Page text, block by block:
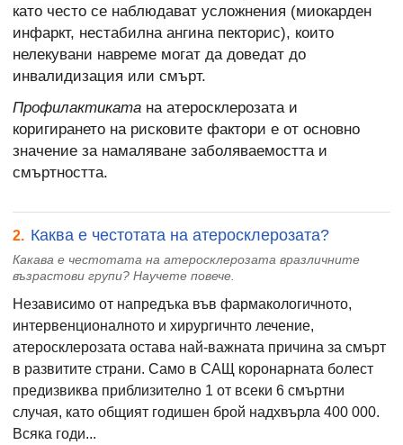
като често се наблюдават усложнения (миокарден
инфаркт, нестабилна ангина пекторис), които
нелекувани навреме могат да доведат до
инвалидизация или смърт.
Профилактиката на атеросклерозата и
коригирането на рисковите фактори е от основно
значение за намаляване заболяваемостта и
смъртността.
2. Каква е честотата на атеросклерозата?
Какава е честотата на атеросклерозата вразличните
възрастови групи? Научете повече.
Независимо от напредъка във фармакологичното,
интервенционалното и хирургичнто лечение,
атеросклерозата остава най-важната причина за смърт
в развитите страни. Само в САЩ коронарната болест
предизвиква приблизително 1 от всеки 6 смъртни
случая, като общият годишен брой надхвърла 400 000.
Всяка годи...